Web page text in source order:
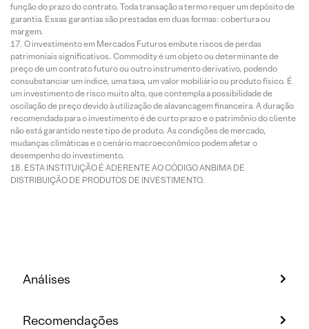
função do prazo do contrato. Toda transação a termo requer um depósito de
garantia. Essas garantias são prestadas em duas formas: cobertura ou
margem.
O investimento em Mercados Futuros embute riscos de perdas
patrimoniais significativos. Commodity é um objeto ou determinante de
preço de um contrato futuro ou outro instrumento derivativo, podendo
consubstanciar um índice, uma taxa, um valor mobiliário ou produto físico. É
um investimento de risco muito alto, que contempla a possibilidade de
oscilação de preço devido à utilização de alavancagem financeira. A duração
recomendada para o investimento é de curto prazo e o patrimônio do cliente
não está garantido neste tipo de produto. As condições de mercado,
mudanças climáticas e o cenário macroeconômico podem afetar o
desempenho do investimento.
ESTA INSTITUIÇÃO É ADERENTE AO CÓDIGO ANBIMA DE
DISTRIBUIÇÃO DE PRODUTOS DE INVESTIMENTO.
Análises
Recomendações